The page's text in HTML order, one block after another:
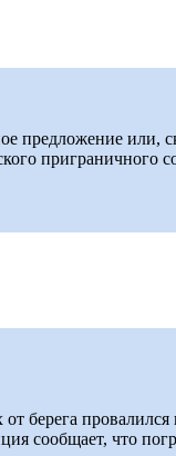
предложение или,
приграничного
берега
сообщает, что